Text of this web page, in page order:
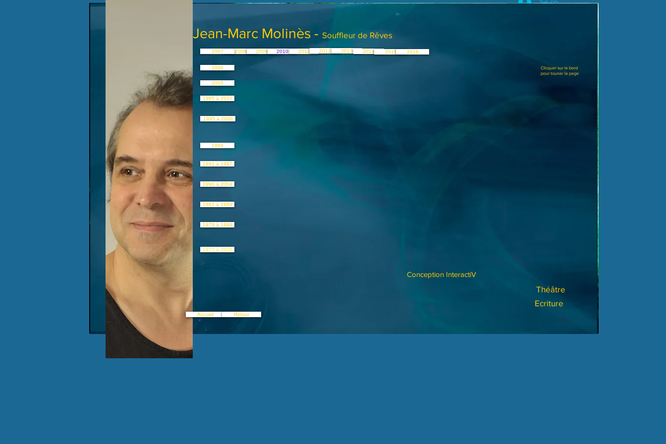
Se connecter
Jean-Marc Molinès - Souffleur de Rêves
Accueil
Clicquer sur le bord
pour touner la page
Retour
2008
2007 2009 2010 2011
Conception InteractiV
Ecriture
Théâtre
2006
2005
1981 à 1989
1995 à 2010
1994
1991 à 1997
1990 à 2004
1978 à 1989
1977 à 2009
1995 à 2006
2012 2013 2014 2015 2016